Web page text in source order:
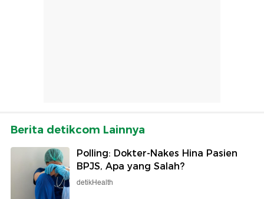
Berita detikcom Lainnya
Polling: Dokter-Nakes Hina Pasien
BPJS, Apa yang Salah?
detikHealth